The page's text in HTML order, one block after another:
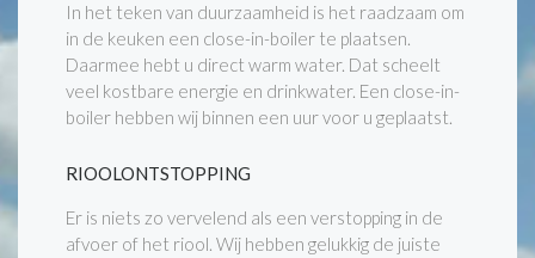
In het teken van duurzaamheid is het raadzaam om
in de keuken een close-in-boiler te plaatsen.
Daarmee hebt u direct warm water. Dat scheelt
veel kostbare energie en drinkwater. Een close-in-
boiler hebben wij binnen een uur voor u geplaatst.
RIOOLONTSTOPPING
Er is niets zo vervelend als een verstopping in de
afvoer of het riool. Wij hebben gelukkig de juiste